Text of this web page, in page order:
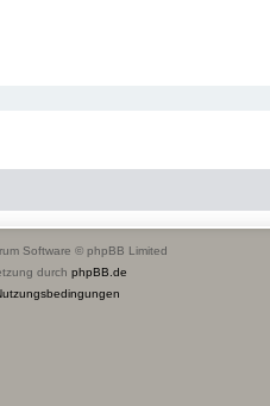
Software © phpBB Limited
durch phpBB.de